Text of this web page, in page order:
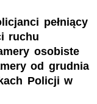
pełniący
ruchu
osobiste
od grudnia
Policji w